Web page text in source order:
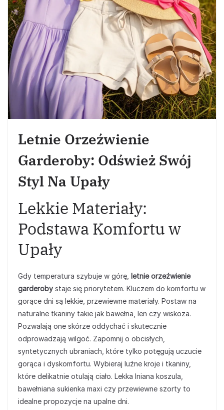
Letnie Orzeźwienie
Garderoby: Odśwież Swój
Styl Na Upały
Lekkie Materiały:
Podstawa Komfortu w
Upały
Gdy temperatura szybuje w górę, letnie orzeźwienie
garderoby staje się priorytetem. Kluczem do komfortu w
gorące dni są lekkie, przewiewne materiały. Postaw na
naturalne tkaniny takie jak bawełna, len czy wiskoza.
Pozwalają one skórze oddychać i skutecznie
odprowadzają wilgoć. Zapomnij o obcisłych,
syntetycznych ubraniach, które tylko potęgują uczucie
gorąca i dyskomfortu. Wybieraj luźne kroje i tkaniny,
które delikatnie otulają ciało. Lekka lniana koszula,
bawełniana sukienka maxi czy przewiewne szorty to
idealne propozycje na upalne dni.